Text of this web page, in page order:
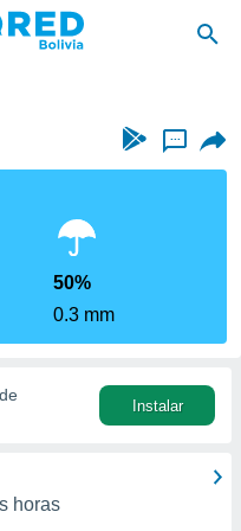
...
50%
0.3 mm
Instalar
horas